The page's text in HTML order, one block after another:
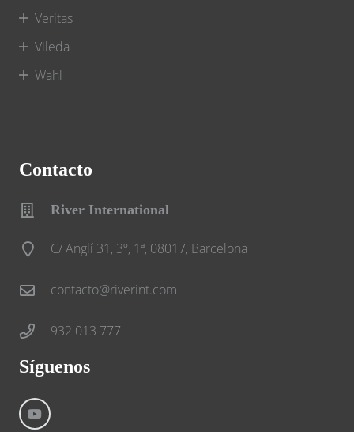
Veritas
Vileda
Wahl
Contacto
River International
C/ Anglí 31, 3º, 1ª, 08017, Barcelona
contacto@riverint.com
932 013 777
Síguenos